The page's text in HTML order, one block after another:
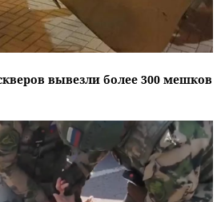
вывезли более 300 мешков